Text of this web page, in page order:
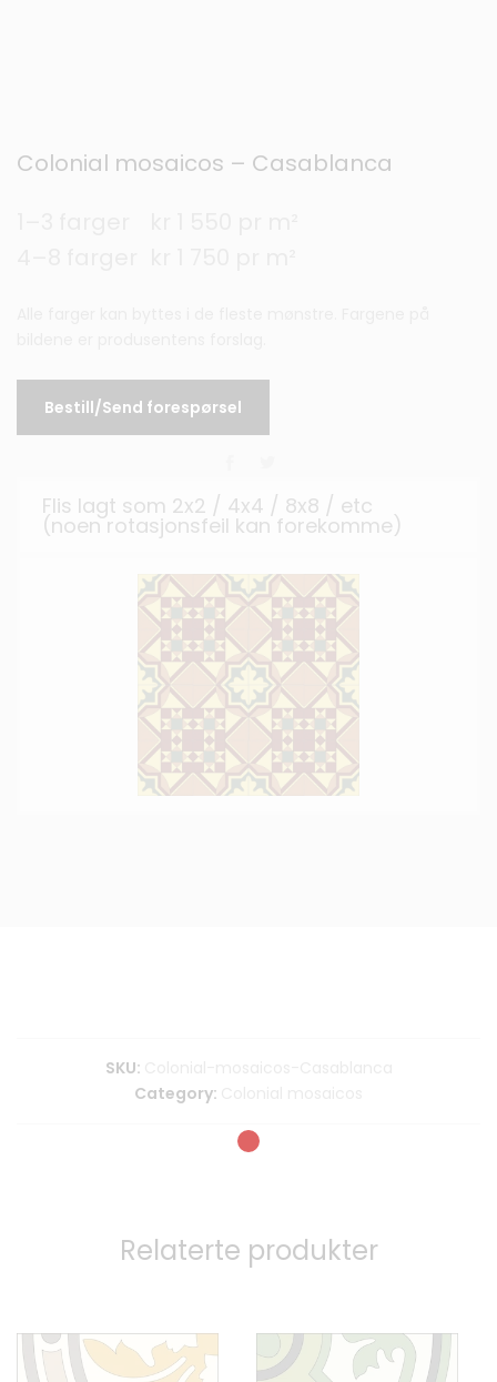
Colonial mosaicos – Casablanca
Bestill/Send forespørsel
Flis lagt som 2x2 / 4x4 / 8x8 / etc
(noen rotasjonsfeil kan forekomme)
SKU:
Category:
Relaterte produkter